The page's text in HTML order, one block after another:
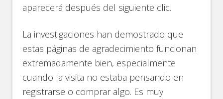
aparecerá después del siguiente clic.
La investigaciones han demostrado que
estas páginas de agradecimiento funcionan
extremadamente bien, especialmente
cuando la visita no estaba pensando en
registrarse o comprar algo. Es muy